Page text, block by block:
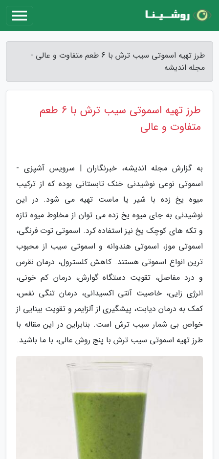
طرز تهیه اسموتی سیب ترش با 6 طعم متفاوت و عالی -
مجله اندیشه
طرز تهیه اسموتی سیب ترش با 6 طعم
متفاوت و عالی
به گزارش مجله اندیشه، خبرنگاران | سرویس آشپزی -
اسموتی نوعی نوشیدنی خنک تابستانی بوده که از ترکیب
میوه یخ زده با شیر یا ماست تهیه می شود. در این
نوشیدنی به جای میوه یخ زده می توان از مخلوط میوه تازه
و تکه های کوچک یخ نیز استفاده کرد. اسموتی توت فرنگی،
اسموتی موز، اسموتی هندوانه و اسموتی سیب از محبوب
ترین انواع اسموتی هستند. کاهش کلسترول، درمان نقرس
و درد مفاصل، تقویت دستگاه گوارش، درمان کم خونی،
انرژی زایی، خاصیت آنتی اکسیدانی، درمان تنگی نفس،
کمک به درمان دیابت، پیشگیری از آلزایمر و تقویت بینایی از
خواص بی شمار سیب ترش است. بنابراین در این مقاله با
طرز تهیه اسموتی سیب ترش با پنج روش عالی، با ما باشید.